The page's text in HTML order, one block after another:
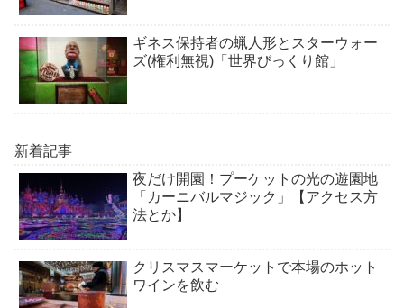
ギネス保持者の蝋人形とスターウォー
ズ(権利無視)「世界びっくり館」
新着記事
夜だけ開園！プーケットの光の遊園地
「カーニバルマジック」【アクセス方
法とか】
クリスマスマーケットで本場のホット
ワインを飲む